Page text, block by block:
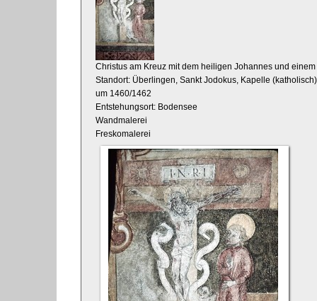
Christus am Kreuz mit dem heiligen Johannes und
Standort: Überlingen, Sankt Jodokus, Kapelle
um 1460/1462
Entstehungsort: Bodensee
Wandmalerei
Freskomalerei